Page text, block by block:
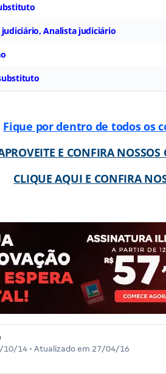
judiciário, Analista judiciário
Fique por dentro de todos os
E CONFIRA
CLIQUE AQUI E CONFIRA
10/14• Atualizado em 27/04/16